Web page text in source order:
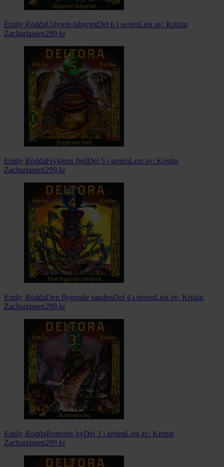
Emily RoddaUdyrets labyrintDel 6 i serienLest av: Kristin
Zachariassen299 kr
Emily RoddaFryktens fjellDel 5 i serienLest av: Kristin
Zachariassen299 kr
Emily RoddaDen flygende sandenDel 4 i serienLest av: Kristin
Zachariassen299 kr
Emily RoddaRottenes byDel 3 i serienLest av: Kristin
Zachariassen299 kr